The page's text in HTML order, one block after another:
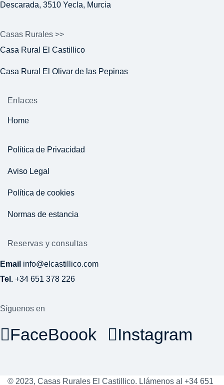
Descarada, 3510 Yecla, Murcia
Casas Rurales >>
Casa Rural El Castillico
Casa Rural El Olivar de las Pepinas
Enlaces
Home
Política de Privacidad
Aviso Legal
Política de cookies
Normas de estancia
Reservas y consultas
Email info@elcastillico.com
Tel. +34 651 378 226
Síguenos en
FaceBoook Instagram
© 2023, Casas Rurales El Castillico. Llámenos al +34 651